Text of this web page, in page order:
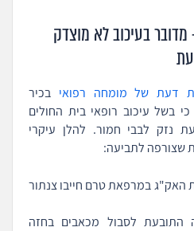
בעיכוב לא מוצדק
דעת של מומחה רפואי בכיר
בשל עיכוב רופאי בית החולים
נזק לבבי חמור. להלן עיקרי
שצורפה לתביעה:
האק"ג במרפאת טרם חייבו צנתור
התובעת לסבול מכאבים בחזה